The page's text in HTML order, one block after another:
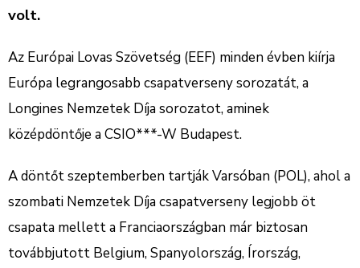
volt.
Az Európai Lovas Szövetség (EEF) minden évben kiírja
Európa legrangosabb csapatverseny sorozatát, a
Longines Nemzetek Díja sorozatot, aminek
középdöntője a CSIO***-W Budapest.
A döntőt szeptemberben tartják Varsóban (POL), ahol a
szombati Nemzetek Díja csapatverseny legjobb öt
csapata mellett a Franciaországban már biztosan
továbbjutott Belgium, Spanyolország, Írország,